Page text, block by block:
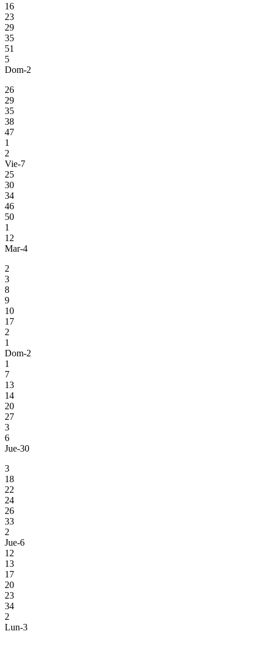
16
23
29
35
51
5
Dom-2
26
29
35
38
47
1
2
Vie-7
25
30
34
46
50
1
12
Mar-4
2
3
8
9
10
17
2
1
Dom-2
1
7
13
14
20
27
3
6
Jue-30
3
18
22
24
26
33
2
Jue-6
12
13
17
20
23
34
2
Lun-3